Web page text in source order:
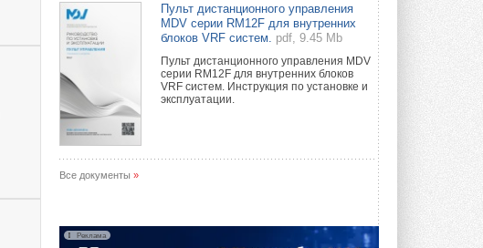
Пульт дистанционного управления
MDV серии RM12F для внутренних
блоков VRF систем.
pdf, 9.45 Mb
Пульт дистанционного управления MDV
серии RM12F для внутренних блоков
VRF систем. Инструкция по установке и
эксплуатации.
Все документы »
Реклама